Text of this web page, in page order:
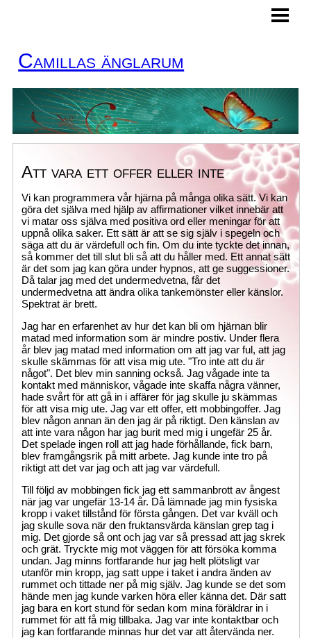
BOKA TID
KURSER
KONTAKT
Camillas änglarum
Att vara ett offer eller inte
Vi kan programmera vår hjärna på många olika sätt. Vi kan
göra det själva med hjälp av affirmationer vilket innebär att
vi matar oss själva med positiva ord eller meningar för att
uppnå olika saker. Ett sätt är att se sig själv i spegeln och
säga att du är värdefull och fin. Om du inte tyckte det innan,
så kommer det till slut bli så att du håller med. Ett annat sätt
är det som jag kan göra under hypnos, att ge suggessioner.
Då talar jag med det undermedvetna, får det
undermedvetna att ändra olika tankemönster eller känslor.
Spektrat är brett.
Jag har en erfarenhet av hur det kan bli om hjärnan blir
matad med information som är mindre postiv. Under flera
år blev jag matad med information om att jag var ful, att jag
skulle skämmas för att visa mig ute. "Tro inte att du är
något". Det blev min sanning också. Jag vågade inte ta
kontakt med människor, vågade inte skaffa några vänner,
hade svårt för att gå in i affärer för jag skulle ju skämmas
för att visa mig ute. Jag var ett offer, ett mobbingoffer. Jag
blev någon annan än den jag är på riktigt. Den känslan av
att inte vara någon har jag burit med mig i ungefär 25 år.
Det spelade ingen roll att jag hade förhållande, fick barn,
blev framgångsrik på mitt arbete. Jag kunde inte tro på
riktigt att det var jag och att jag var värdefull.
Till följd av mobbingen fick jag ett sammanbrott av ångest
när jag var ungefär 13-14 år. Då lämnade jag min fysiska
kropp i vaket tillstånd för första gången. Det var kväll och
jag skulle sova när den fruktansvärda känslan grep tag i
mig. Det gjorde så ont och jag var så pressad att jag skrek
och grät. Tryckte mig mot väggen för att försöka komma
undan. Jag minns fortfarande hur jag helt plötsligt var
utanför min kropp, jag satt uppe i taket i andra änden av
rummet och tittade ner på mig själv. Jag kunde se det som
hände men jag kunde varken höra eller känna det. Där satt
jag bara en kort stund för sedan kom mina föräldrar in i
rummet för att få mig tillbaka. Jag var inte kontaktbar och
jag kan fortfarande minnas hur det var att återvända ner.